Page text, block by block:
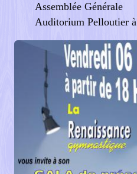
Assemblée Générale
Auditorium Pelloutier à